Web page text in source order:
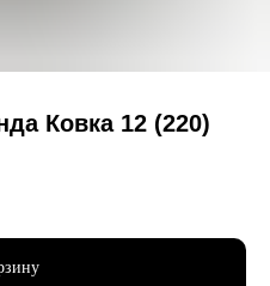
Ковка 12 (220)